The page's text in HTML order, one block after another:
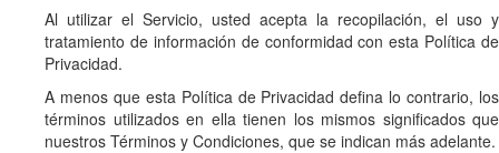
Al utilizar el Servicio, usted acepta la recopilación, el uso y
tratamiento de información de conformidad con esta Política de
Privacidad.
A menos que esta Política de Privacidad defina lo contrario, los
términos utilizados en ella tienen los mismos significados que
nuestros Términos y Condiciones, que se indican más adelante.